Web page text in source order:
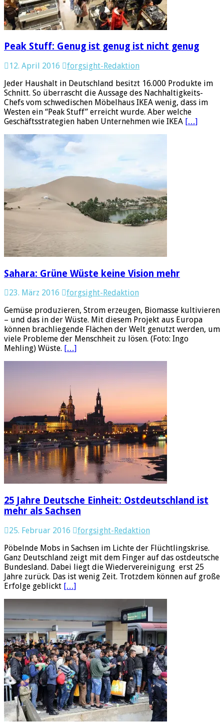
Peak Stuff: Genug ist genug ist nicht genug
12. April 2016
forgsight-Redaktion
Jeder Haushalt in Deutschland besitzt 16.000 Produkte im
Schnitt. So überrascht die Aussage des Nachhaltigkeits-
Chefs vom schwedischen Möbelhaus IKEA wenig, dass im
Westen ein “Peak Stuff” erreicht wurde. Aber welche
Geschäftsstrategien haben Unternehmen wie IKEA […]
Sahara: Grüne Wüste keine Vision mehr
23. März 2016
forgsight-Redaktion
Gemüse produzieren, Strom erzeugen, Biomasse kultivieren
– und das in der Wüste. Mit diesem Projekt aus Europa
können brachliegende Flächen der Welt genutzt werden, um
viele Probleme der Menschheit zu lösen. (Foto: Ingo
Mehling) Wüste. […]
25 Jahre Deutsche Einheit: Ostdeutschland ist
mehr als Sachsen
25. Februar 2016
forgsight-Redaktion
Pöbelnde Mobs in Sachsen im Lichte der Flüchtlingskrise.
Ganz Deutschland zeigt mit dem Finger auf das ostdeutsche
Bundesland. Dabei liegt die Wiedervereinigung erst 25
Jahre zurück. Das ist wenig Zeit. Trotzdem können auf große
Erfolge geblickt […]